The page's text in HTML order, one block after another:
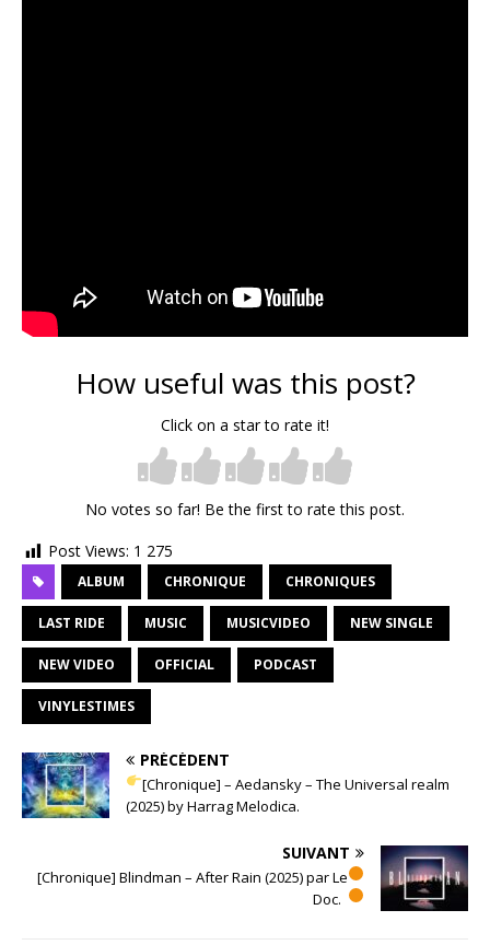
How useful was this post?
Click on a star to rate it!
No votes so far! Be the first to rate this post.
Post Views: 1 275
ALBUM CHRONIQUE CHRONIQUES
LAST RIDE MUSIC MUSICVIDEO NEW SINGLE
NEW VIDEO OFFICIAL PODCAST
VINYLESTIMES
PRÉCÉDENT
[Chronique] – Aedansky – The Universal realm
(2025) by Harrag Melodica.
SUIVANT
[Chronique] Blindman – After Rain (2025) par Le
Doc.